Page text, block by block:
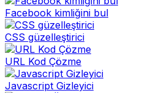
Facebook kimliğini bul
CSS güzelleştirici
URL Kod Çözme
Javascript Gizleyici